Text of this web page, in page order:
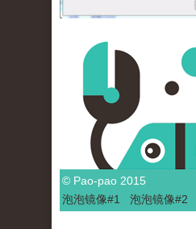
© Pao-pao 2015
泡泡镜像#1 泡泡镜像#2